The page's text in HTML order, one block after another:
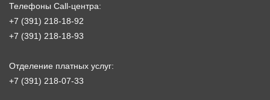
Телефоны Call-центра:
+7 (391) 218-18-92
+7 (391) 218-18-93
Отделение платных услуг:
+7 (391) 218-07-33